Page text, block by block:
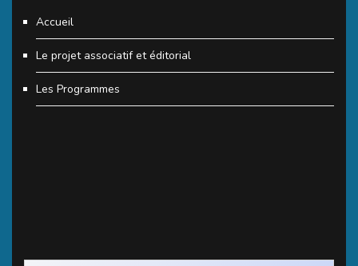
Accueil
Le projet associatif et éditorial
Les Programmes